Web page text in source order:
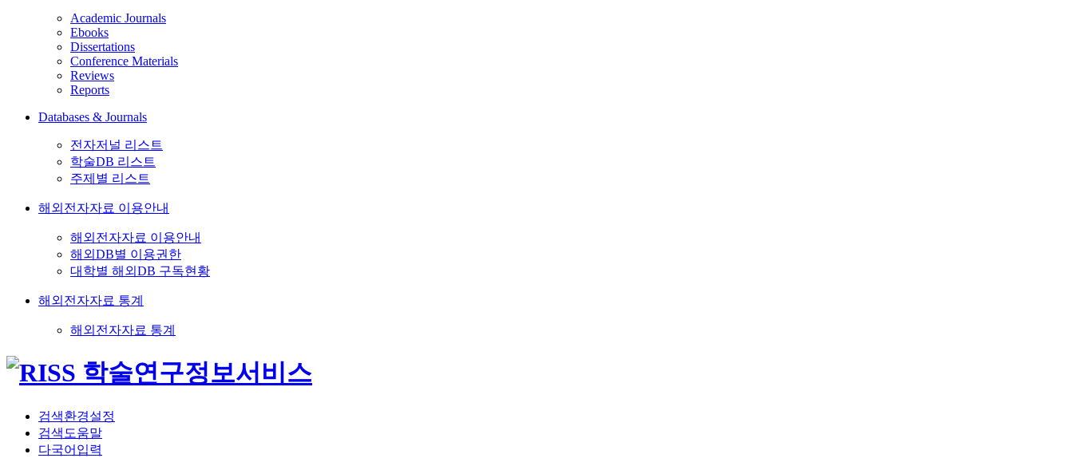
Academic Journals
Ebooks
Dissertations
Conference Materials
Reviews
Reports
Databases & Journals
전자저널 리스트
학술DB 리스트
주제별 리스트
해외전자자료 이용안내
해외전자자료 이용안내
해외DB별 이용권한
대학별 해외DB 구독현황
해외전자자료 통계
해외전자자료 통계
검색환경설정
검색도움말
다국어입력